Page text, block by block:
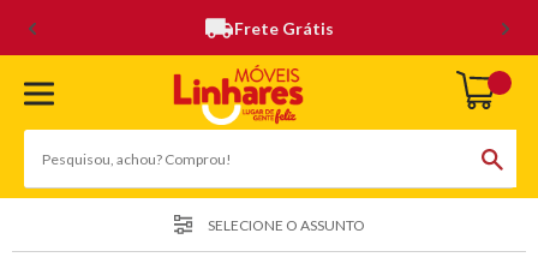
Frete Grátis
SELECIONE O ASSUNTO